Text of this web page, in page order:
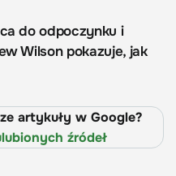
do odpoczynku i
Wilson pokazuje, jak
artykuły w Google?
źródeł